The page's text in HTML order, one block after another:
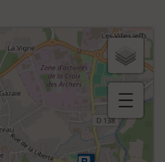
B
or